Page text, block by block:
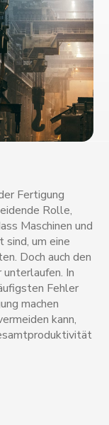
Fertigung
Rolle,
Maschinen und
um eine
Doch auch den
In
Fehler
machen
kann,